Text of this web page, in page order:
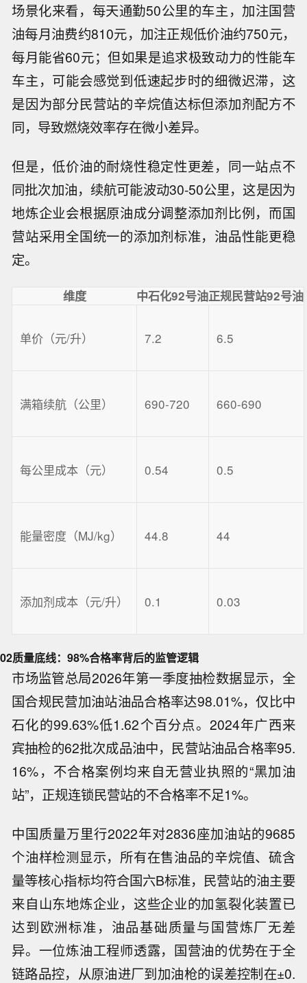
场景化来看，每天通勤50公里的车主，加注国营
油每月油费约810元，加注正规低价油约750元，
每月能省60元；但如果是追求极致动力的性能车
车主，可能会感觉到低速起步时的细微迟滞，这
是因为部分民营站的辛烷值达标但添加剂配方不
同，导致燃烧效率存在微小差异。
但是，低价油的耐烧性稳定性更差，同一站点不
同批次加油，续航可能波动30-50公里，这是因为
地炼企业会根据原油成分调整添加剂比例，而国
营站采用全国统一的添加剂标准，油品性能更稳
定。
维度 中石化92号油正规民营站92号油
单价（元/升） 7.2 6.5
满箱续航（公里） 690-720 660-690
每公里成本（元） 0.54 0.5
能量密度（MJ/kg） 44.8 44
添加剂成本（元/升） 0.1 0.03
02质量底线：98%合格率背后的监管逻辑
市场监管总局2026年第一季度抽检数据显示，全
国合规民营加油站油品合格率达98.01%，仅比中
石化的99.63%低1.62个百分点。2024年广西来
宾抽检的62批次成品油中，民营站油品合格率95.
16%，不合格案例均来自无营业执照的“黑加油
站”，正规连锁民营站的不合格率不足1%。
中国质量万里行2022年对2836座加油站的9685
个油样检测显示，所有在售油品的辛烷值、硫含
量等核心指标均符合国六B标准，民营站的油主要
来自山东地炼企业，这些企业的加氢裂化装置已
达到欧洲标准，油品基础质量与国营炼厂无差
异。一位炼油工程师透露，国营油的优势在于全
链路品控，从原油进厂到加油枪的误差控制在±0.